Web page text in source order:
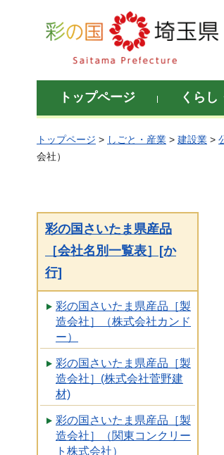
彩の国 埼玉県
トップページ くらし
トップページ > しごと・産業 > 建設業 >
会社）
彩の国さいたま県産品
［会社名別一覧表］[か
行]
彩の国さいたま県産品［製
造会社］（株式会社カンド
ー）
彩の国さいたま県産品［製
造会社］(株式会社菅野建
材)
彩の国さいたま県産品［製
造会社］（関東コンクリー
ト株式会社）